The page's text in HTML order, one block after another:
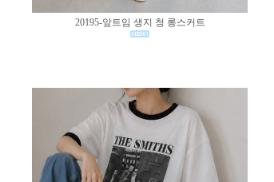
20195-앞트임 생지 청 롱스커트